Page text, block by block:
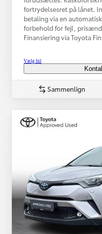
fortrydelsesret på lånet.
betaling via en
forbehold for fejl,
Finansiering via Toyota
Vælg bil
Sammenlign